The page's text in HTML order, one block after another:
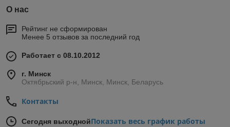
О нас
Рейтинг не сформирован
Менее 5 отзывов за последний год
Работает с 08.10.2012
г. Минск
Октябрьский р-н, Минск, Минск, Беларусь
Контакты
Сегодня выходнойПоказать весь график работы